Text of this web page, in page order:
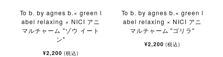
To b. by agnes b.× green l
abel relaxing × NICI アニ
マルチャーム "ゾウ イート
ン"
¥2,200(税込)
To b. by agnes b.× green l
abel relaxing × NICI アニ
マルチャーム "ゴリラ"
¥2,200(税込)